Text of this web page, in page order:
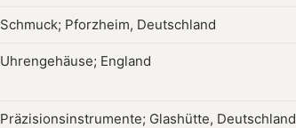
Schmuck; Pforzheim, Deutschland
Uhrengehäuse; England
Präzisionsinstrumente; Glashütte, Deutschland